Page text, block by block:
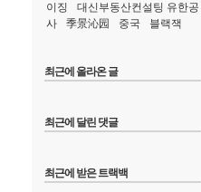
이징
대신부동산컨설팅 유한공
사
季景沁园 중국 블랙잭
최근에 올라온 글
최근에 달린 댓글
최근에 받은 트랙백